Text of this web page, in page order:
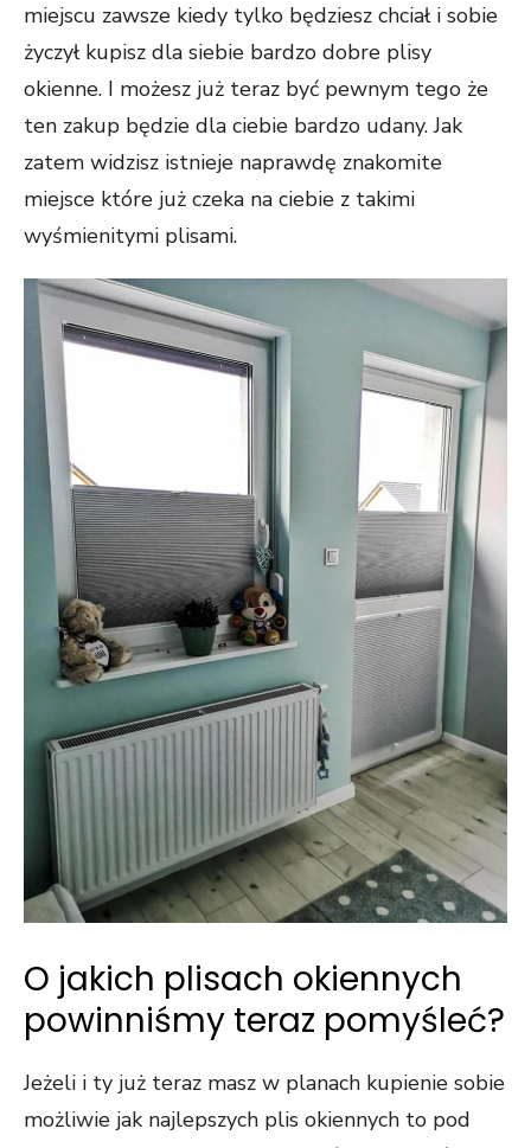
miejscu zawsze kiedy tylko będziesz chciał i sobie
życzył kupisz dla siebie bardzo dobre plisy
okienne. I możesz już teraz być pewnym tego że
ten zakup będzie dla ciebie bardzo udany. Jak
zatem widzisz istnieje naprawdę znakomite
miejsce które już czeka na ciebie z takimi
wyśmienitymi plisami.
O jakich plisach okiennych
powinniśmy teraz pomyśleć?
Jeżeli i ty już teraz masz w planach kupienie sobie
możliwie jak najlepszych plis okiennych to pod